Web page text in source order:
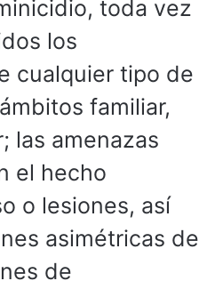
toda vez
los
cualquier tipo de
familiar,
las amenazas
el hecho
o lesiones, así
asimétricas de
de